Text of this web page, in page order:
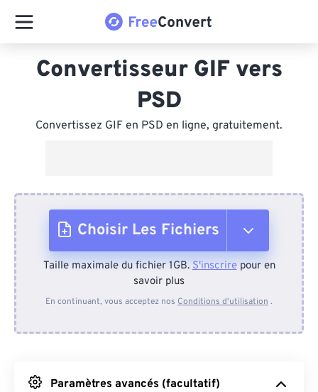
Convertisseur GIF vers
PSD
Convertissez GIF en PSD en ligne, gratuitement.
Choisir Les Fichiers
Depuis l'appareil
Depuis Google Drive
Taille maximale du fichier 1GB.S'inscrirepour en
savoir plus
En continuant, vous acceptez nos Conditions d'utilisation .
Paramètres avancés (facultatif)